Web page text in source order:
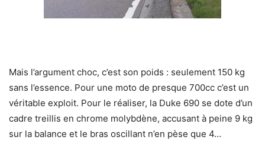
Mais l’argument choc, c’est son poids : seulement 150 kg
sans l’essence. Pour une moto de presque 700cc c’est un
véritable exploit. Pour le réaliser, la Duke 690 se dote d’un
cadre treillis en chrome molybdène, accusant à peine 9 kg
sur la balance et le bras oscillant n’en pèse que 4…